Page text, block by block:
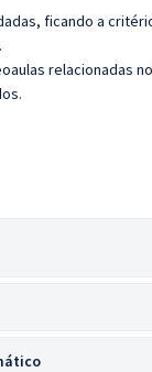
ficando a
relacionadas